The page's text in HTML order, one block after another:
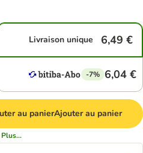
Livraison unique 6,49 €
-7% 6,04 €
au panierAjouter au panier
Plus...